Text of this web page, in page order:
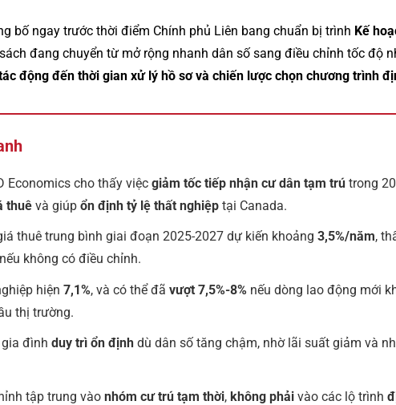
bố ngay trước thời điểm Chính phủ Liên bang chuẩn bị trình Kế
đang chuyển từ mở rộng nhanh dân số sang điều chỉnh tốc độ
động đến thời gian xử lý hồ sơ và chiến lược chọn chương trình
Economics cho thấy việc giảm tốc tiếp nhận cư dân tạm trútrong
thuêvà giúp ổn định tỷ lệ thất nghiệptại Canada.
thuê trung bình giai đoạn 2025-2027 dự kiến khoảng 3,5%/năm,
nếu không có điều chỉnh.
hiện 7,1%, và có thể đã vượt 7,5%-8%nếu dòng lao động mới
thị trường.
đình duy trì ổn địnhdù dân số tăng chậm, nhờ lãi suất giảm và
tập trung vào nhóm cư trú tạm thời, không phảivào các lộ trình